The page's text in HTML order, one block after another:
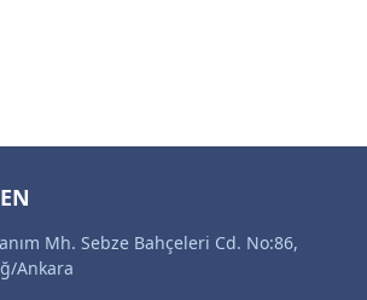
Mh. Sebze Bahçeleri Cd. No:86,
Ankara